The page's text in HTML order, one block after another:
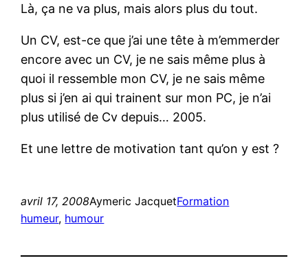
Là, ça ne va plus, mais alors plus du tout.
Un CV, est-ce que j’ai une tête à m’emmerder
encore avec un CV, je ne sais même plus à
quoi il ressemble mon CV, je ne sais même
plus si j’en ai qui trainent sur mon PC, je n’ai
plus utilisé de Cv depuis… 2005.
Et une lettre de motivation tant qu’on y est ?
avril 17, 2008Aymeric JacquetFormation
humeur, humour